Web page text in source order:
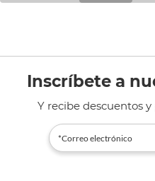
Inscríbete a
Y recibe descuentos